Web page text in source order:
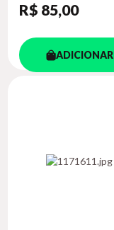
R$ 85,00
ADICIONAR